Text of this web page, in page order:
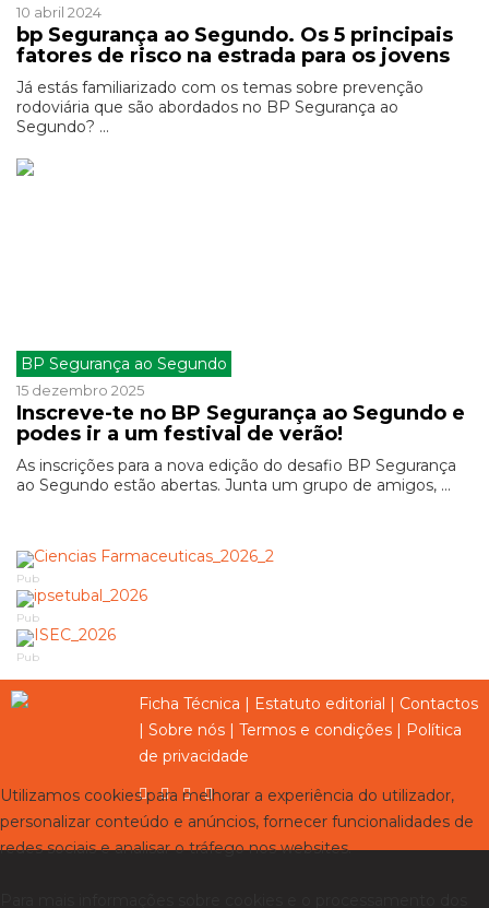
10 abril 2024
bp Segurança ao Segundo. Os 5 principais
fatores de risco na estrada para os jovens
Já estás familiarizado com os temas sobre prevenção
rodoviária que são abordados no BP Segurança ao
Segundo? ...
BP Segurança ao Segundo
15 dezembro 2025
Inscreve-te no BP Segurança ao Segundo e
podes ir a um festival de verão!
As inscrições para a nova edição do desafio BP Segurança
ao Segundo estão abertas. Junta um grupo de amigos, ...
Pub
Pub
Pub
Ficha Técnica | Estatuto editorial | Contactos
| Sobre nós | Termos e condições | Política
de privacidade
Utilizamos cookies para melhorar a experiência do utilizador,
personalizar conteúdo e anúncios, fornecer funcionalidades de
redes sociais e analisar o tráfego nos websites.